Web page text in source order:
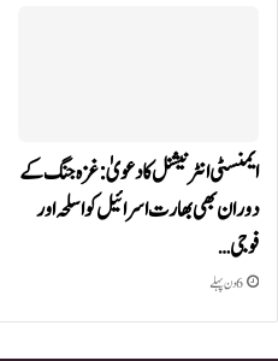
ایمنسٹی انٹرنیشنل کا دعویٰ: غزہ جنگ کے
دوران بھی بھارت اسرائیل کو اسلحہ اور
فوجی…
6 دن پہلے